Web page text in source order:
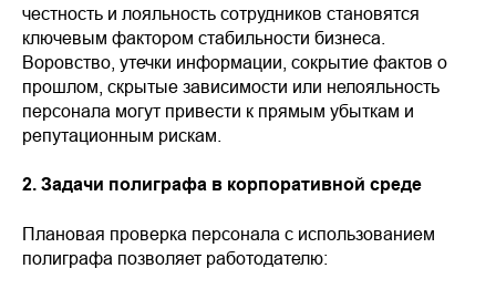
честность и лояльность сотрудников становятся
ключевым фактором стабильности бизнеса.
Воровство, утечки информации, сокрытие фактов о
прошлом, скрытые зависимости или нелояльность
персонала могут привести к прямым убыткам и
репутационным рискам.
2. Задачи полиграфа в корпоративной среде
Плановая проверка персонала с использованием
полиграфа позволяет работодателю: